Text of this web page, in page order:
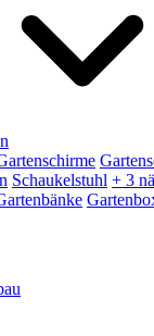
Schaukelstuhl + 3